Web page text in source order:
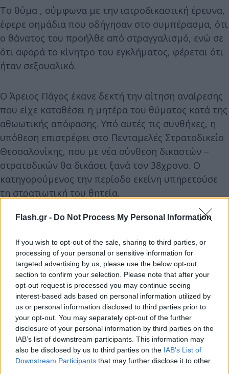
Flash.gr - Do Not Process My Personal Information
If you wish to opt-out of the sale, sharing to third parties, or
processing of your personal or sensitive information for
targeted advertising by us, please use the below opt-out
section to confirm your selection. Please note that after your
opt-out request is processed you may continue seeing
interest-based ads based on personal information utilized by
us or personal information disclosed to third parties prior to
your opt-out. You may separately opt-out of the further
disclosure of your personal information by third parties on the
IAB’s list of downstream participants. This information may
also be disclosed by us to third parties on the IAB’s List of
Downstream Participants that may further disclose it to other
Το θύμα , σύμφωνα με την ιατροδικαστική έρευνα,
έφερε σημάδια που οδήγησαν στο συμπέρασμα, ότι
ο θάνατος του προήλθε από στραγγαλισμό, ενώ σε
ότι αφορά το κίνητρο του εγκλήματος, φέρεται ότι
ήταν σεξουαλικό.
Ο Άρειος Πάγος έκανε δεκτή την αίτηση αναίρεσης
που είχε καταθέσει η μητέρα του θύματος κατά της
αθωωτικής απόφασης. Υπό αυτές τις συνθήκες, η
υπόθεση επιστρέφει στο Πενταμελές Στρατοδικείο
Θεσσαλονίκης, που με νέα σύνθεση δικαστών –
στρατοδικών θα δικάσει ξανά τον 38χρονο. Ο
κατηγορούμενος την περίοδο εκείνη υπηρετούσε
τη στρατιωτική του θητεία.